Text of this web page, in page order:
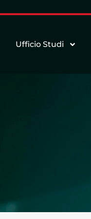
Ufficio Studi